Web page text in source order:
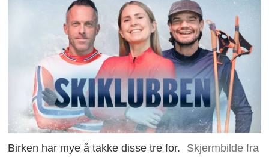
Birken har mye å takke disse tre for.
Skjermbilde fra